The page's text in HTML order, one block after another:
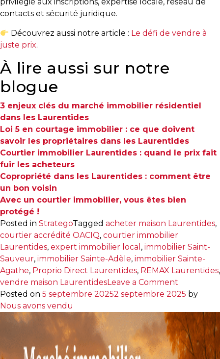
privilégié aux inscriptions, expertise locale, réseau de
contacts et sécurité juridique.
Découvrez aussi notre article : Le défi de vendre à
juste prix.
À lire aussi sur notre
blogue
3 enjeux clés du marché immobilier résidentiel
dans les Laurentides
Loi 5 en courtage immobilier : ce que doivent
savoir les propriétaires dans les Laurentides
Courtier immobilier Laurentides : quand le prix fait
fuir les acheteurs
Copropriété dans les Laurentides : comment être
un bon voisin
Avec un courtier immobilier, vous êtes bien
protégé !
Posted in StrategoTagged acheter maison Laurentides,
courtier accrédité OACIQ, courtier immobilier
Laurentides, expert immobilier local , immobilier Saint-
Sauveur, immobilier Sainte-Adèle, immobilier Sainte-
Agathe, Proprio Direct Laurentides, REMAX Laurentides,
vendre maison LaurentidesLeave a Comment
Courtier
dans
les
:
Posted on 5 septembre 20252 septembre 2025 by
Nous avons vendu